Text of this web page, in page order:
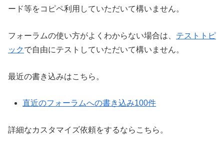
ード等をコピペ利用していただいて構いません。
フォーラムの使い方がよくわからない場合は、 テストトピ
ックで自由にテストしていただいて構いません。
最近の書き込みはこちら。
直近のフォーラムへの書き込み100件
詳細なカスタマイズ依頼をするならこちら。